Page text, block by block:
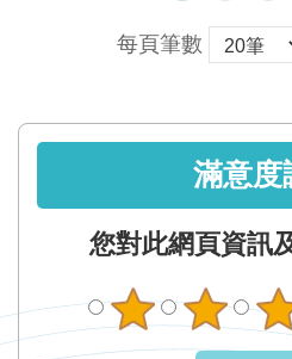
每頁筆數
滿意度
您對此網頁資訊